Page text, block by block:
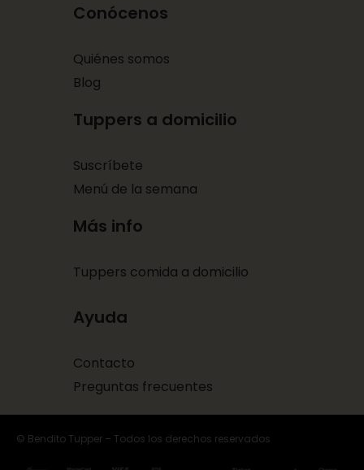
Conócenos
Quiénes somos
Blog
Tuppers a domicilio
Suscríbete
Menú de la semana
Más info
Tuppers comida a domicilio
Ayuda
Contacto
Preguntas frecuentes
© Bendito Tupper – Todos los derechos reservados